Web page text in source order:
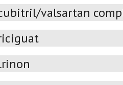
valsartan